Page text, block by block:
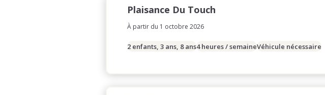
Plaisance Du Touch
À partir du 1 octobre 2026
2 enfants, 3 ans, 8 ans4 heures / semaineVéhicule nécessaire